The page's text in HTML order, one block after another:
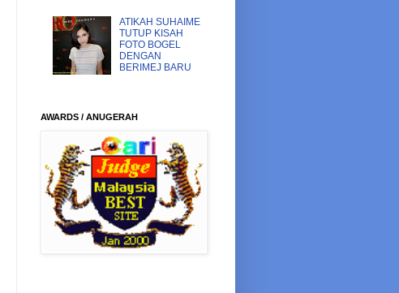
ATIKAH SUHAIME
TUTUP KISAH
FOTO BOGEL
DENGAN
BERIMEJ BARU
AWARDS / ANUGERAH